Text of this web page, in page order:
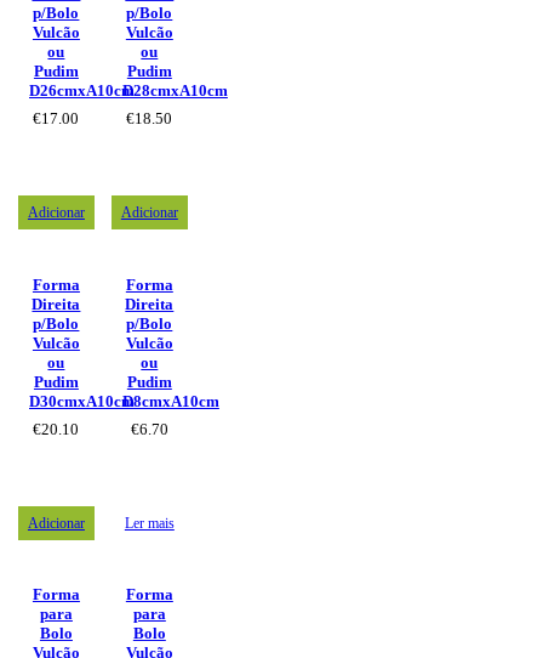
p/Bolo
Vulcão
ou
Pudim
D26cmxA10cm
€17.00
p/Bolo
Vulcão
ou
Pudim
D28cmxA10cm
€18.50
Adicionar
Forma
Direita
p/Bolo
Vulcão
ou
Pudim
D30cmxA10cm
€20.10
Adicionar
Forma
Direita
p/Bolo
Vulcão
ou
Pudim
D8cmxA10cm
€6.70
Adicionar
Forma
para
Bolo
Vulcão
Ler mais
Forma
para
Bolo
Vulcão